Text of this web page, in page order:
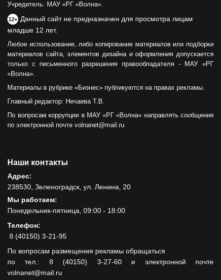
Учредитель: МАУ «РГ «Волна».
12+ Данный сайт не предназначен для просмотра лицам
младше 12 лет.
Любое использование, либо копирование материалов или подборки
материалов сайта, элементов дизайна и оформления допускается
только с письменного разрешения правообладателя - МАУ «РГ
«Волна».
Материалы в рубрике «Бизнес» публикуются на правах рекламы.
Главный редактор: Нечаева Т.В.
По вопросам коррупции в МАУ «РГ «Волна» направлять сообщения
по электронной почте volnanet@mail.ru
Наши контакты
Адрес:
238530, Зеленоградск, ул. Ленина, 20
Мы работаем:
Понедельник-пятница, 09:00 - 18:00
Телефон:
8 (40150) 3-21-95
По вопросам размещения рекламы обращаться
по тел.: 8 (40150) 3-27-60 и электронной почте
volnanet@mail.ru